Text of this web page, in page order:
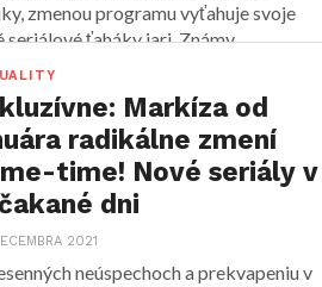
zmenou programu vyťahuje svoje
seriálové ťaháky jari. Známy
Markíza od
radikálne zmení
time! Nové seriály v
dni
2021
neúspechoch a prekvapeniu v